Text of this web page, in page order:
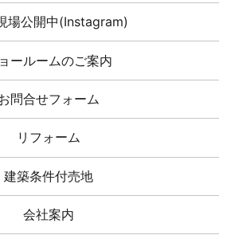
場公開中(Instagram)
ールームのご案内
問合せフォーム
リフォーム
建築条件付売地
会社案内